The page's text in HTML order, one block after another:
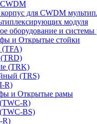
для CWDM
модуля
оборудование и системы
и Открытые стойки
(TFA)
(TRK)
(TRS)
R)
и Открытые рамы
R)
BS)
R)